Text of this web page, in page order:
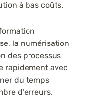
à bas coûts.
la numérisation
des processus
rapidement avec
du temps
d’erreurs.